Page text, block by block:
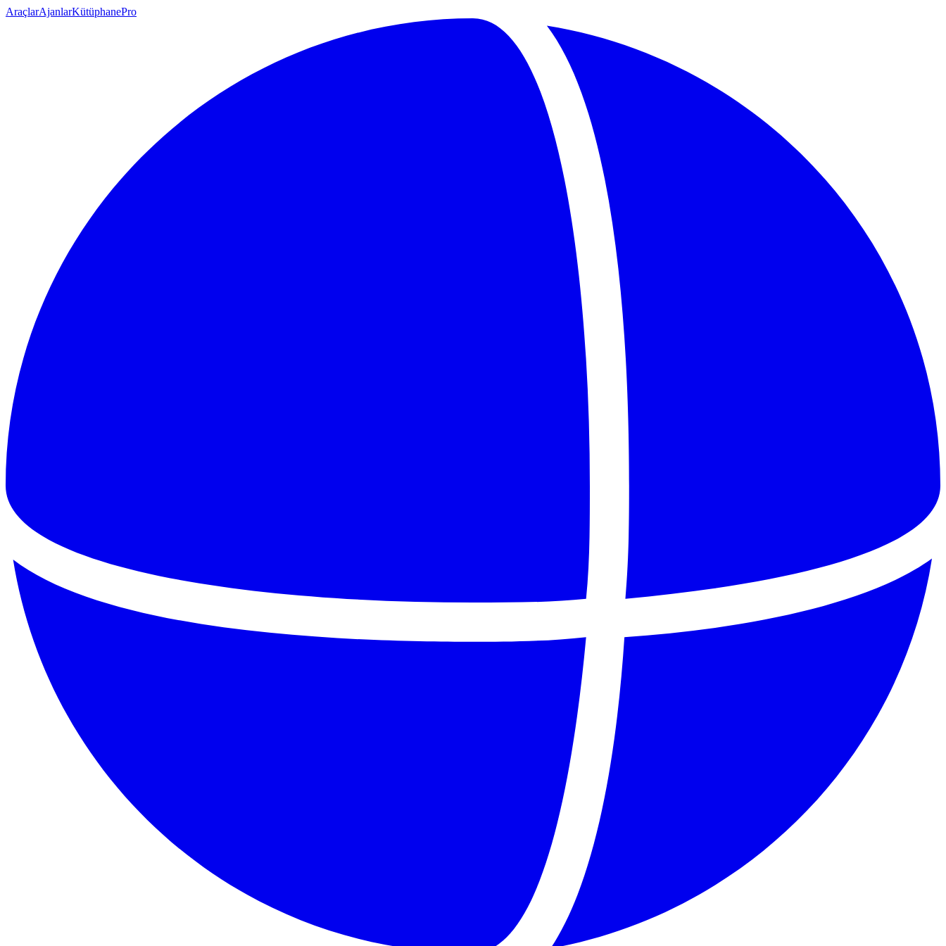
AraçlarAjanlarKütüphanePro